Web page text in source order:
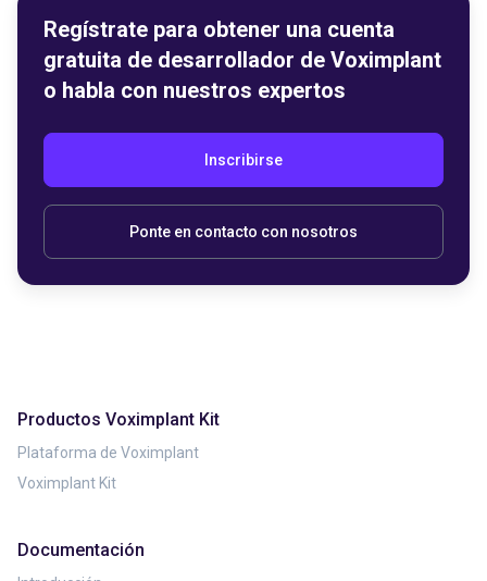
Regístrate para obtener una cuenta
gratuita de desarrollador de Voximplant
o habla con nuestros expertos
Inscribirse
Ponte en contacto con nosotros
Productos Voximplant Kit
Plataforma de Voximplant
Voximplant Kit
Documentación